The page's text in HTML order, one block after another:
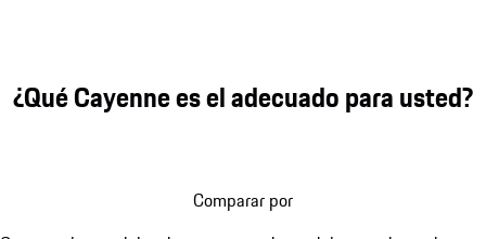
¿Qué Cayenne es el adecuado para usted?
Comparar por